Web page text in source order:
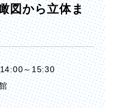
図から立体ま
～15:30